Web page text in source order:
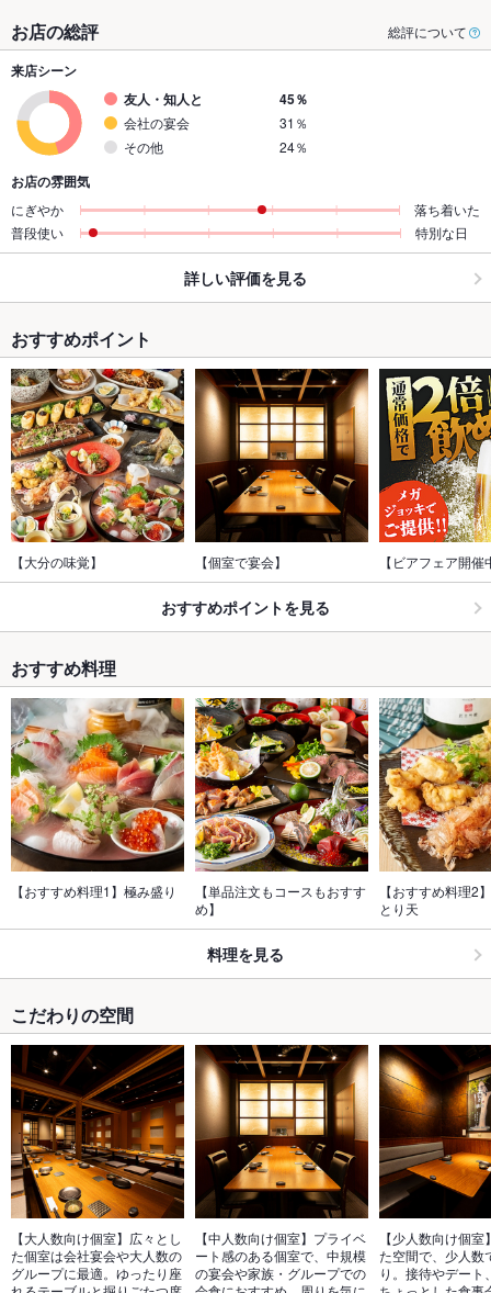
お店の総評 総評について
来店シーン
友人・知人と
45％
会社の宴会
31％
その他
24％
お店の雰囲気
にぎやか
落ち着いた
普段使い
特別な日
詳しい評価を見る
おすすめポイント
【大分の味覚】 【個室で宴会】 【ビアフェア開催
おすすめポイントを見る
おすすめ料理
【おすすめ料理1】極み盛り
【単品注文もコースもおすす
め】
【おすすめ料理2
とり天
料理を見る
こだわりの空間
【大人数向け個室】広々とし
た個室は会社宴会や大人数の
グループに最適。ゆったり座
【中人数向け個室】プライベ
ート感のある個室で、中規模
の宴会や家族・グループでの
【少人数向け個
た空間で、少人数
り。接待やデート